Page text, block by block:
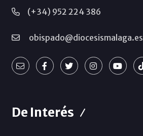
(+34) 952 224 386
obispado@diocesismalaga.es
De Interés